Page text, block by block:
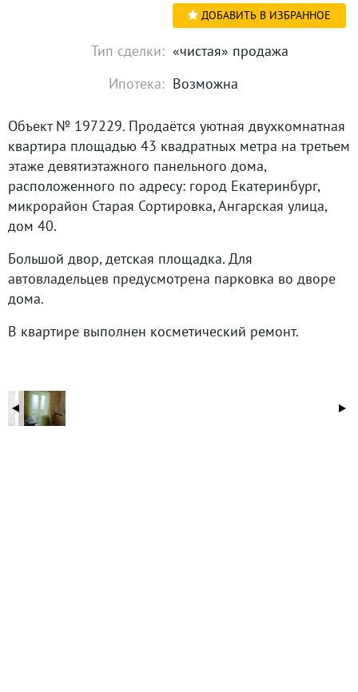
ДОБАВИТЬ В ИЗБРАННОЕ
Тип сделки: «чистая» продажа
Ипотека: Возможна
Объект № 197229. Продаётся уютная двухкомнатная
квартира площадью 43 квадратных метра на третьем
этаже девятиэтажного панельного дома,
расположенного по адресу: город Екатеринбург,
микрорайон Старая Сортировка, Ангарская улица,
дом 40.
Большой двор, детская площадка. Для
автовладельцев предусмотрена парковка во дворе
дома.
В квартире выполнен косметический ремонт.
Важным преимуществом данного предложения